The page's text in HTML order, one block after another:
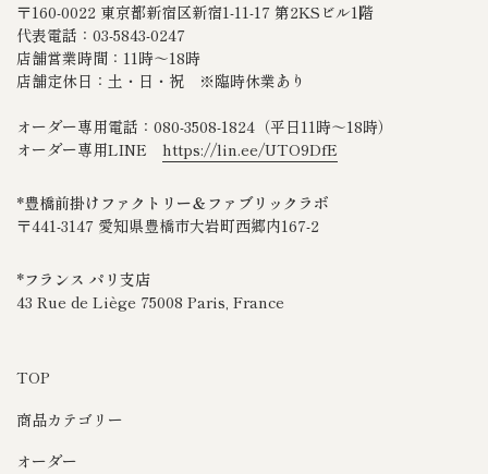
〒160-0022 東京都新宿区新宿1-11-17 第2KSビル1階
代表電話：03-5843-0247
店舗営業時間：11時～18時
店舗定休日：土・日・祝 ※臨時休業あり
オーダー専用電話：080‐3508‐1824（平日11時～18時）
オーダー専用LINE https://lin.ee/UTO9DfE
*豊橋前掛けファクトリー＆ファブリックラボ
〒441-3147 愛知県豊橋市大岩町西郷内167-2
*フランス パリ支店
43 Rue de Liège 75008 Paris, France
TOP
商品カテゴリー
オーダー